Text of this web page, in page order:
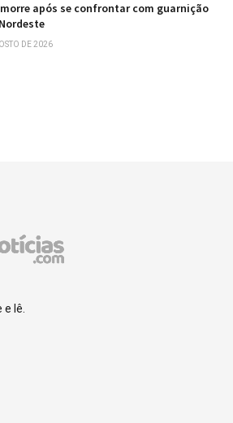
após se confrontar com guarnição
DE 2026
e lê.